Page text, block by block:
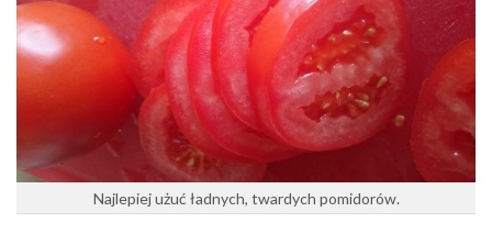
Najlepiej użuć ładnych, twardych pomidorów.